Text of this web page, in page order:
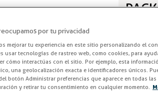
Pack de
por tu privacidad
mejorar tu experiencia en este sitio personalizando el
usar tecnologías de rastreo web, como cookies, para
cómo interactúas con el sitio. Por ejemplo, esta
una geolocalización exacta e identificadores únicos.
botón Administrar preferencias que aparece en todas
y retirar tu consentimiento en cualquier momento.